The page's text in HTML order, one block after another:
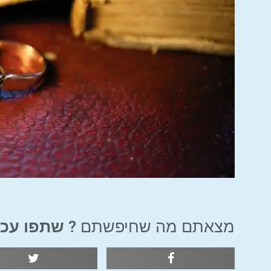
מצאתם מה שחיפשתם ? שתפו